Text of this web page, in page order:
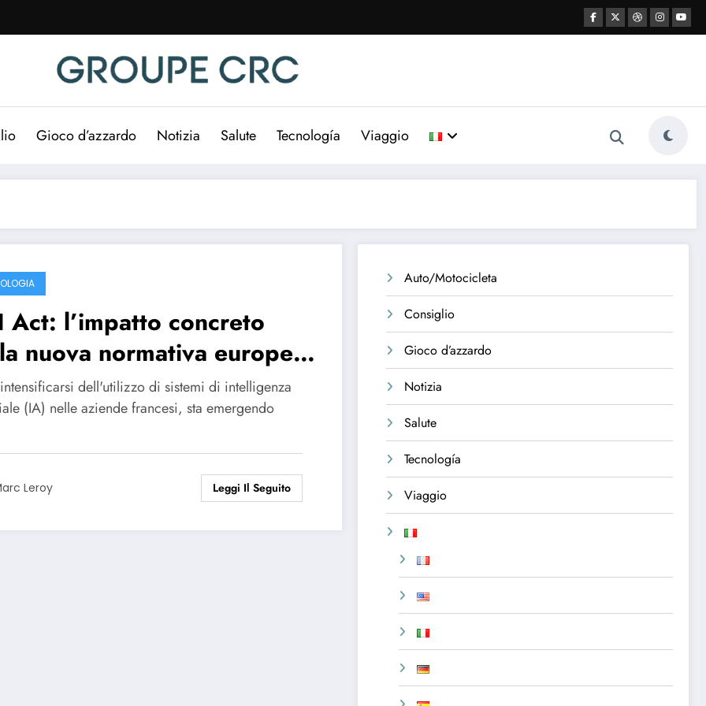
Gioco d’azzardo Notizia Salute Tecnología Viaggio
Act: l’impatto concreto
nuova normativa europea
di lavoro
dell'utilizzo di sistemi di intelligenza
(IA) nelle aziende francesi, sta emergendo
Leroy Leggi Il Seguito
Auto/Motocicleta
Consiglio
Gioco d’azzardo
Notizia
Salute
Tecnología
Viaggio